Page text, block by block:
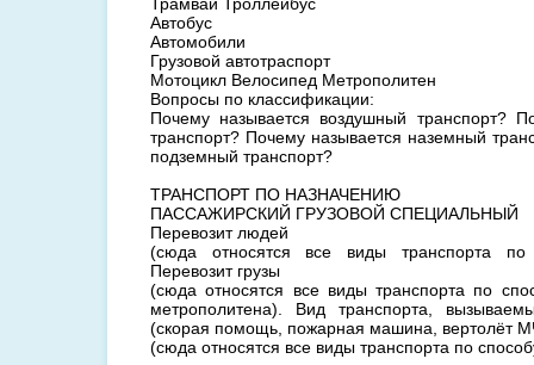
Автобус
Автомобили
Грузовой автотраспорт
Мотоцикл Велосипед Метрополитен
Вопросы по классификации:
Почему называется воздушный транспорт?
транспорт? Почему называется наземный
подземный транспорт?
ТРАНСПОРТ ПО НАЗНАЧЕНИЮ
ПАССАЖИРСКИЙ ГРУЗОВОЙ СПЕЦИАЛЬНЫЙ
Перевозит людей
(сюда относятся все виды транспорта по
Перевозит грузы
(сюда относятся все виды транспорта по
метрополитена). Вид транспорта,
(скорая помощь, пожарная машина, вертолёт
(сюда относятся все виды транспорта по